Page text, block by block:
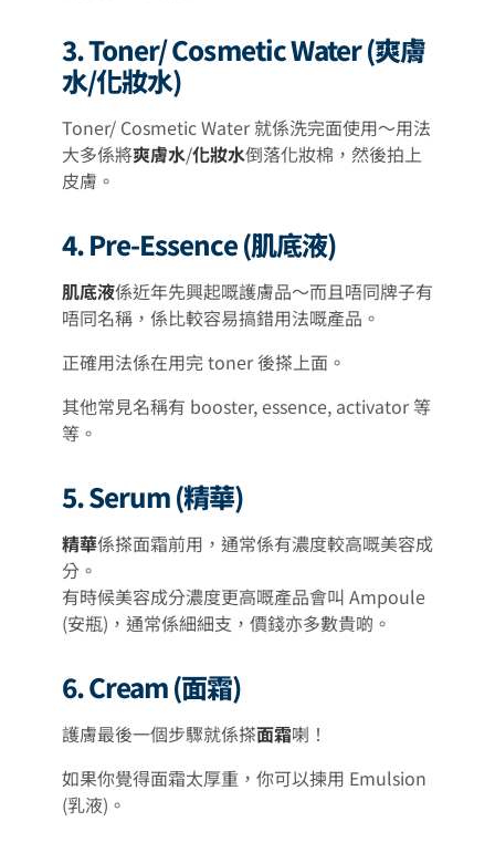
3. Toner/ Cosmetic Water (爽膚
水/化妝水)
Toner/ Cosmetic Water 就係洗完面使用～用法
大多係將爽膚水/化妝水倒落化妝棉，然後拍上
皮膚。
4. Pre-Essence (肌底液)
肌底液係近年先興起嘅護膚品～而且唔同牌子有
唔同名稱，係比較容易搞錯用法嘅產品。
正確用法係在用完 toner 後搽上面。
其他常見名稱有 booster, essence, activator 等
等。
5. Serum (精華)
精華係搽面霜前用，通常係有濃度較高嘅美容成
分。
有時候美容成分濃度更高嘅產品會叫 Ampoule
(安瓶)，通常係細細支，價錢亦多數貴啲。
6. Cream (面霜)
護膚最後一個步驟就係搽面霜喇！
如果你覺得面霜太厚重，你可以揀用 Emulsion
(乳液)。